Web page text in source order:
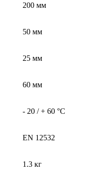
200 мм
50 мм
25 мм
60 мм
- 20 / + 60 °C
EN 12532
1.3 кг